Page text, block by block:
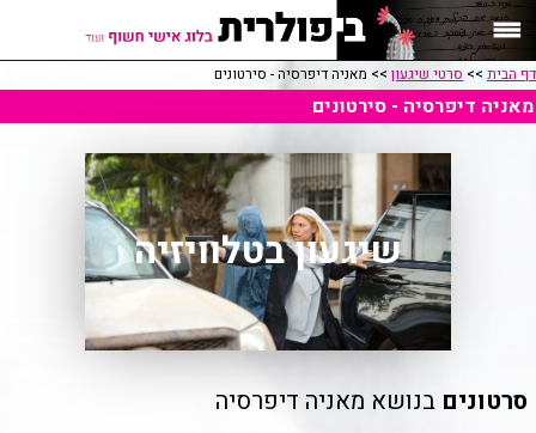
דף הבית >> סרטי שיגעון >> מאניה דיפרסיה - סירטונים
מאניה דיפרסיה - סירטונים
סרטונים בנושא מאניה דיפרסיה
שיגעון בטלוויזיה